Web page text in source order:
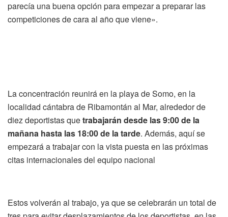
parecía una buena opción para empezar a preparar las
competiciones de cara al año que viene».
La concentración reunirá en la playa de Somo, en la
localidad cántabra de Ribamontán al Mar, alrededor de
diez deportistas quetrabajarán desde las 9:00 de la
mañana hasta las 18:00 de la tarde. Además, aquí se
empezará a trabajar con la vista puesta en las próximas
citas internacionales del equipo nacional
Estos volverán al trabajo, ya que se celebrarán un total de